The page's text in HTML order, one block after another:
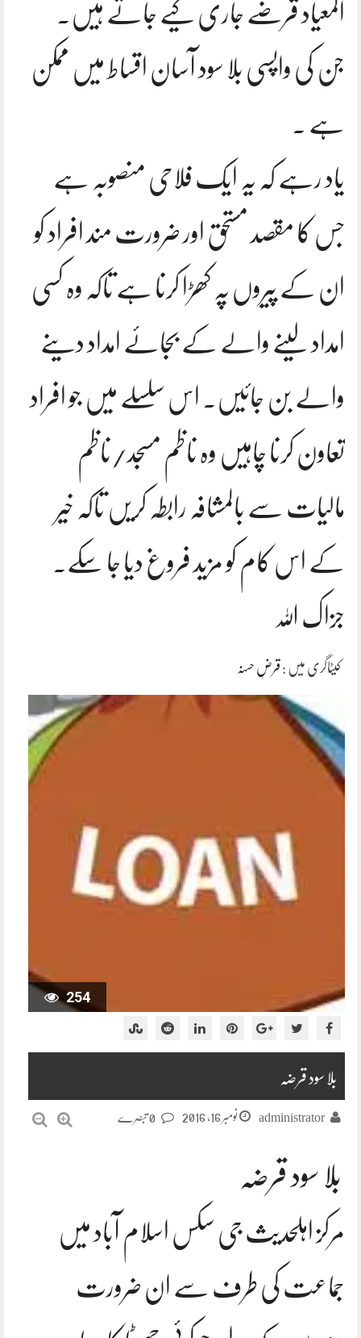
المعیاد قرضے جاری کیے جاتے ہیں۔
جن کی واپسی بلا سود آسان اقساط میں ممکن
ہے ۔
یاد رہے کہ یہ ایک فلاحی منصوبہ ہے
جس کا مقصد مستحق اور ضرورت مند افراد کو
ان کے پیروں پہ کھڑا کرنا ہے تاکہ وہ کسی
امداد لینے والے کے بجائے امداد دینے
والے بن جائیں۔ اس سلسلے میں جو افراد
تعاون کرنا چاہیں وہ ناظم مسجد/ناظم
مالیات سے بالمشافہ رابطہ کریں تاکہ خیر
کے اس کام کو مزید فروغ دیا جا سکے۔
جزاک اللہ
کیٹاگری میں : قرضِ حسنہ
254
بلا سود قرضہ
administrator نومبر 16, 2016
بلا سود قرضہ
مرکز اہلحدیث جی سکس اسلام آباد میں
جماعت کی طرف سے ان ضرورت